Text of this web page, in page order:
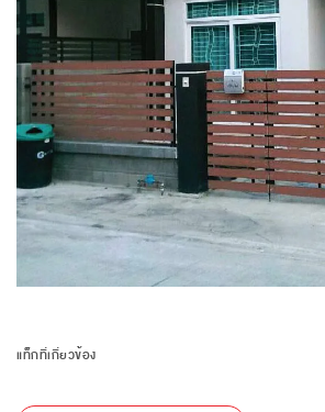
แท็กที่เกี่ยวข้อง